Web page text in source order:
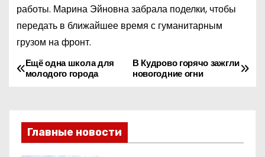
работы. Марина Эйновна забрала поделки, чтобы
передать в ближайшее время с гуманитарным
грузом на фронт.
Н
в
и
В Кудрово горячо зажгли
новогодние огни
Ещё одна школа для
молодого города
Главные новости